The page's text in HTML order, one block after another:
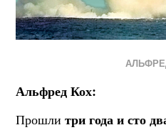
Альфред Кох:
Прошлитри года и сто